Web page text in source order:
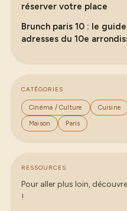
réserver votre place
Brunch paris 10 : le
adresses du 10e
CATÉGORIES
Cinéma / Culture Cuisine
Maison Paris
RESSOURCES
Pour aller plus loin,
!